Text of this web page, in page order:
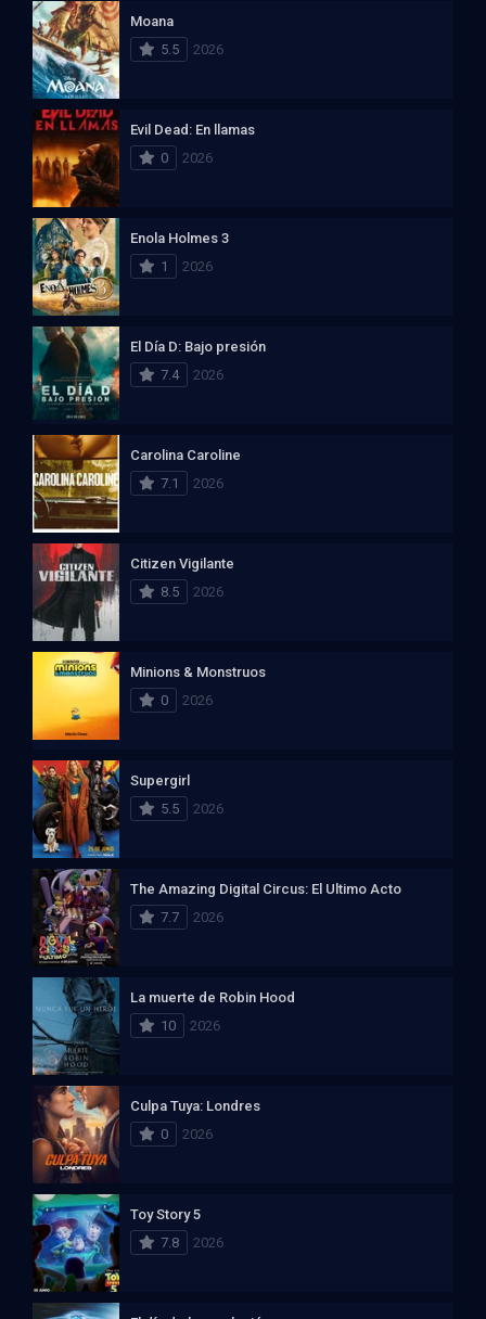
Moana
5.5
2026
Evil Dead: En llamas
0
2026
Enola Holmes 3
1
2026
El Día D: Bajo presión
7.4
2026
Carolina Caroline
7.1
2026
Citizen Vigilante
8.5
2026
Minions & Monstruos
0
2026
Supergirl
5.5
2026
The Amazing Digital Circus: El Ultimo Acto
7.7
2026
La muerte de Robin Hood
10
2026
Culpa Tuya: Londres
0
2026
Toy Story 5
7.8
2026